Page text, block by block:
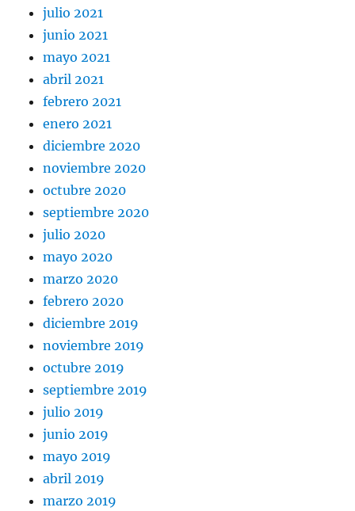
julio 2021
junio 2021
mayo 2021
abril 2021
febrero 2021
enero 2021
diciembre 2020
noviembre 2020
octubre 2020
septiembre 2020
julio 2020
mayo 2020
marzo 2020
febrero 2020
diciembre 2019
noviembre 2019
octubre 2019
septiembre 2019
julio 2019
junio 2019
mayo 2019
abril 2019
marzo 2019